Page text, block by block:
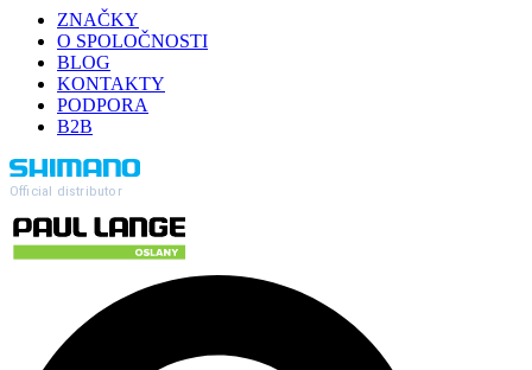
ZNAČKY
O SPOLOČNOSTI
BLOG
KONTAKTY
PODPORA
B2B
Official distributor